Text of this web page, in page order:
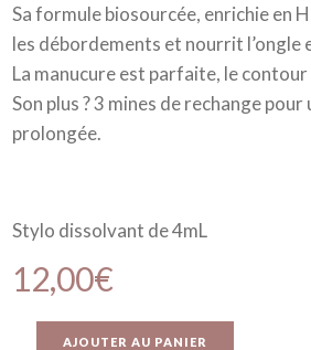
Sa formule biosourcée, enrichie en
les débordements et nourrit l’ongle
La manucure est parfaite, le contour
Son plus ? 3 mines de rechange
prolongée.
Stylo dissolvant de 4mL
12,00€
AJOUTER AU PANIER